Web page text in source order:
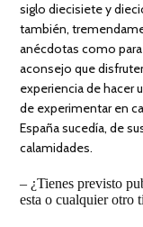
siglo diecisiete y
también,
anécdotas como
aconsejo que
experiencia de hacer
de experimentar en
España sucedía, de
calamidades.
– ¿Tienes previsto
esta o cualquier otro